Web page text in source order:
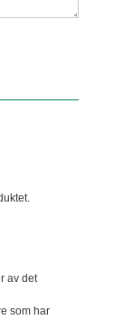
av det
som har